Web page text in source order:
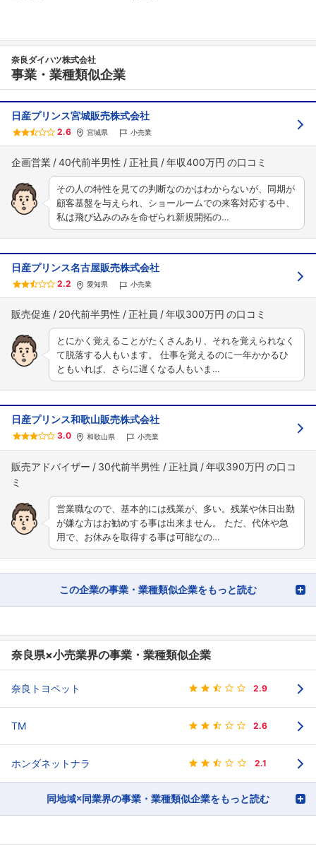
奈良ダイハツ株式会社
事業・業種類似企業
日産プリンス宮城販売株式会社
2.6 宮城県 小売業
企画営業 40代前半男性 正社員 年収400万円
その人の特性を見ての判断なのかはわからないが、同期が
顧客基盤を与えられ、ショールームでの来客対応する中、
私は飛び込みのみを命ぜられ新規開拓の…
日産プリンス名古屋販売株式会社
2.2 愛知県 小売業
販売促進 20代前半男性 正社員 年収300万円
とにかく覚えることがたくさんあり、それを覚えられなく
て脱落する人もいます。 仕事を覚えるのに一年かかるひ
ともいれば、さらに遅くなる人もいま…
日産プリンス和歌山販売株式会社
3.0 和歌山県 小売業
販売アドバイザー 30代前半男性 正社員 年収390万円
営業職なので、基本的には残業が、多い。残業や休日出勤
が嫌な方はお勧めする事は出来ません。 ただ、代休や急
用で、お休みを取得する事は可能なの…
この企業の事業・業種類似企業をもっと読む
奈良県×小売業界の事業・業種類似企業
奈良トヨペット 2.9
TM 2.6
ホンダネットナラ 2.1
同地域×同業界の事業・業種類似企業をもっと読む